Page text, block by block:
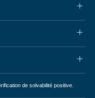
de solvabilité positive.